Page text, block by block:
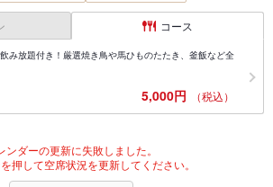
コース
み放題付き！厳選焼き鳥や馬ひものたたき、釜飯など全
5,000円 （税込）
ンダーの更新に失敗しました。
押して空席状況を更新してください。